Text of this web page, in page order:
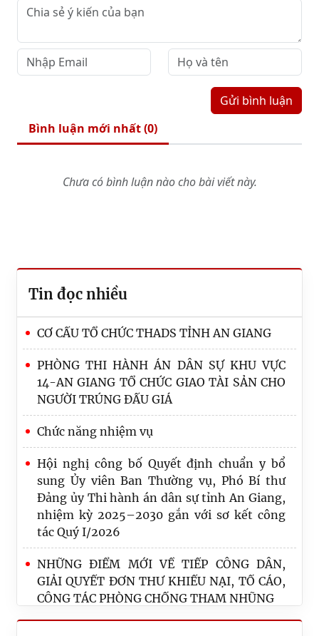
Gửi bình luận
Bình luận mới nhất (0)
Chưa có bình luận nào cho bài viết này.
Tin đọc nhiều
CƠ CẤU TỔ CHỨC THADS TỈNH AN GIANG
PHÒNG THI HÀNH ÁN DÂN SỰ KHU VỰC
14-AN GIANG TỔ CHỨC GIAO TÀI SẢN CHO
NGƯỜI TRÚNG ĐẤU GIÁ
Chức năng nhiệm vụ
Hội nghị công bố Quyết định chuẩn y bổ
sung Ủy viên Ban Thường vụ, Phó Bí thư
Đảng ủy Thi hành án dân sự tỉnh An Giang,
nhiệm kỳ 2025–2030 gắn với sơ kết công
tác Quý I/2026
NHỮNG ĐIỂM MỚI VỀ TIẾP CÔNG DÂN,
GIẢI QUYẾT ĐƠN THƯ KHIẾU NẠI, TỐ CÁO,
CÔNG TÁC PHÒNG CHỐNG THAM NHŨNG
THI HÀNH ÁN DÂN SỰ TỈNH AN GIANG
HỌP MẶT KỶ NIỆM 80 NĂM NGÀY TRUYỀN
THỐNG THI HÀNH ÁN DÂN SỰ (19/7/1946 -
19/7/2026)